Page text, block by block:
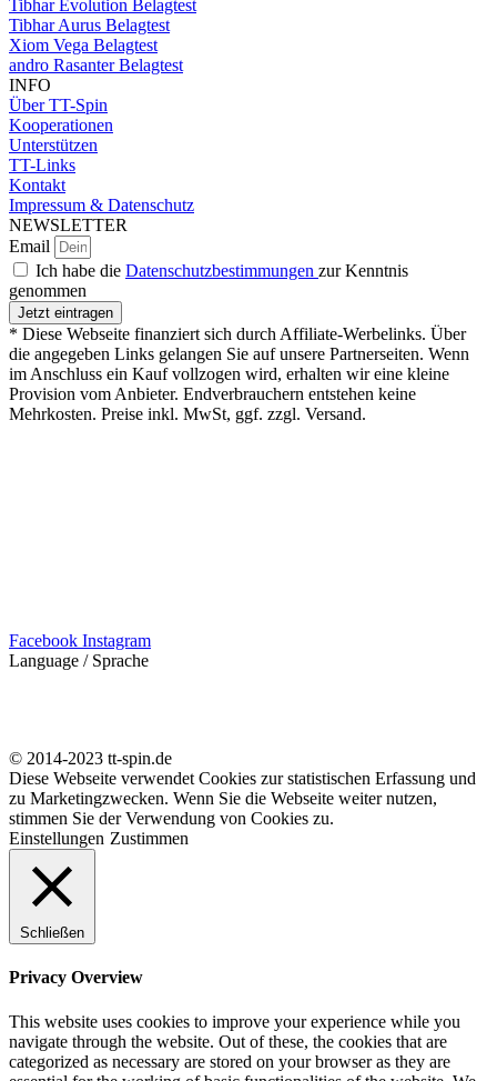
Tibhar Evolution Belagtest
Tibhar Aurus Belagtest
Xiom Vega Belagtest
andro Rasanter Belagtest
INFO
Über TT-Spin
Kooperationen
Unterstützen
TT-Links
Kontakt
Impressum & Datenschutz
NEWSLETTER
Email
Ich habe die Datenschutzbestimmungen zur Kenntnis
genommen
Jetzt eintragen
* Diese Webseite finanziert sich durch Affiliate-Werbelinks. Über
die angegeben Links gelangen Sie auf unsere Partnerseiten. Wenn
im Anschluss ein Kauf vollzogen wird, erhalten wir eine kleine
Provision vom Anbieter. Endverbrauchern entstehen keine
Mehrkosten. Preise inkl. MwSt, ggf. zzgl. Versand.
Facebook Instagram
Language / Sprache
© 2014-2023 tt-spin.de
Diese Webseite verwendet Cookies zur statistischen Erfassung und
zu Marketingzwecken. Wenn Sie die Webseite weiter nutzen,
stimmen Sie der Verwendung von Cookies zu.
Einstellungen Zustimmen
Schließen
Privacy Overview
This website uses cookies to improve your experience while you
navigate through the website. Out of these, the cookies that are
categorized as necessary are stored on your browser as they are